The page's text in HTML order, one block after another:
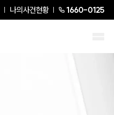
나의사건현황 1660-0125